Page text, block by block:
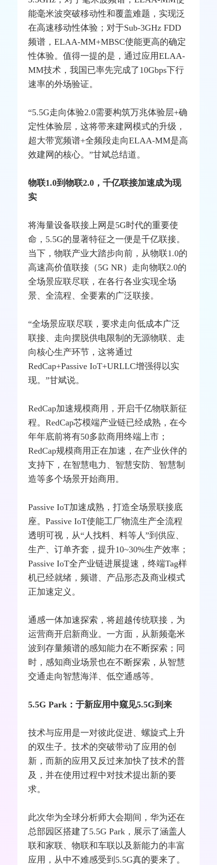
能毫米波突破移动性和覆盖难题，实现泛
在高速移动性体验；对于Sub-3GHzFDD
频谱，ELAA-MM+MBSC使能更高的确定
性体验。值得一提的是，通过应用ELAA-
MM技术，我国已率先完成了10Gbps下行
速率的外场验证。
“5.5G走向体验2.0需要构筑万兆体验层+确
定性体验层，这将带来建网模式的升级，
超大带宽频谱+全频段走向ELAA-MM是高
效建网的核心。”甘斌总结道。
物联1.0到物联2.0，千亿联接加速成为现
实
将海量设备联接上网是5G时代的重要使
命，5.5G的显著特征之一便是千亿联接。
当下，物联产业大踏步向前，从物联1.0的
高速高价值联接（5G NR）走向物联2.0的
全场景应联尽联，在各行各业实现全场
景、全流程、全要素的广泛联接。
“全场景应联尽联，要求走向低成本广泛
联接、走向摆脱供电限制的无源物联、走
向核心生产环节，这将通过
RedCap+Passive IoT+URLLC增强得以实
现。”甘斌说。
RedCap加速规模商用，开启千亿物联新征
程。RedCap芯模端产业链已经成熟，在今
年年底前将有50多款商用终端上市；
RedCap规模商用正在加速，在产业伙伴的
支持下，在智慧电力、智慧安防、智慧制
造等多个场景开始商用。
Passive IoT加速成熟，打造全场景联接底
座。Passive IoT使能工厂物流生产全流程
透明可视，从“人找料、料等人”到供应、
生产、订单齐套，提升10~30%生产效率；
Passive IoT全产业链进展提速，终端Tag样
机已经就绪，频谱、产品形态及商业模式
正加速定义。
通感一体加速探索，将超越传统联接，为
运营商开启新商业。一方面，从新频毫米
波到存量频谱的感知能力在不断探索；同
时，感知商业场景也在不断探索，从智慧
交通走向智慧海洋、低空通感等。
5.5G Park：于新应用中窥见5.5G到来
技术与应用是一对彼此促进、螺旋式上升
的双生子。技术的突破带动了应用的创
新，而新的应用又反过来加快了技术的普
及，并在使用过程中对技术提出新的要
求。
此次华为全球分析师大会期间，华为还在
总部园区搭建了5.5G Park，展示了涵盖人
联和家联、物联和车联以及新能力的丰富
应用，从中不难感受到5.5G真的要来了。